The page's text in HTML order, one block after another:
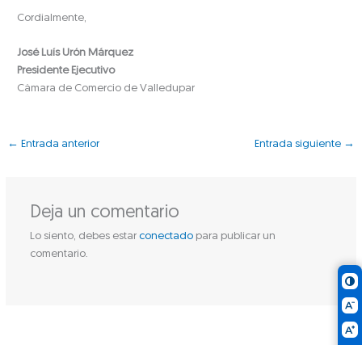
Cordialmente,
José Luís Urón Márquez
Presidente Ejecutivo
Cámara de Comercio de Valledupar
← Entrada anterior Entrada siguiente →
Deja un comentario
Lo siento, debes estar conectadopara publicar un
comentario.